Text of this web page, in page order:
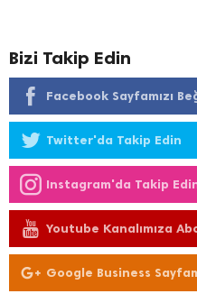
Bizi Takip Edin
Facebook Sayfamızı
Twitter'da Takip Edin
Instagram'da Takip
Youtube Kanalımıza
Google Business